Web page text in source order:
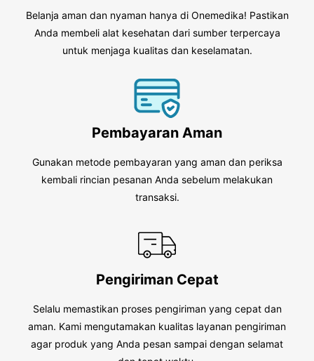
Belanja aman dan nyaman hanya di Onemedika! Pastikan
Anda membeli alat kesehatan dari sumber terpercaya
untuk menjaga kualitas dan keselamatan.
Pembayaran Aman
Gunakan metode pembayaran yang aman dan periksa
kembali rincian pesanan Anda sebelum melakukan
transaksi.
Pengiriman Cepat
Selalu memastikan proses pengiriman yang cepat dan
aman. Kami mengutamakan kualitas layanan pengiriman
agar produk yang Anda pesan sampai dengan selamat